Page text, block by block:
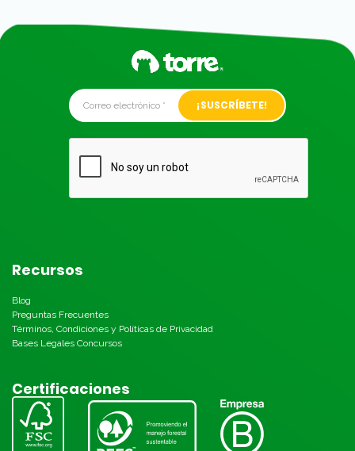
Alternative:
Recursos
Blog
Preguntas Frecuentes
Términos, Condiciones y Políticas de Privacidad
Bases Legales Concursos
Certificaciones